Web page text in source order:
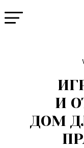
И
ДОМ